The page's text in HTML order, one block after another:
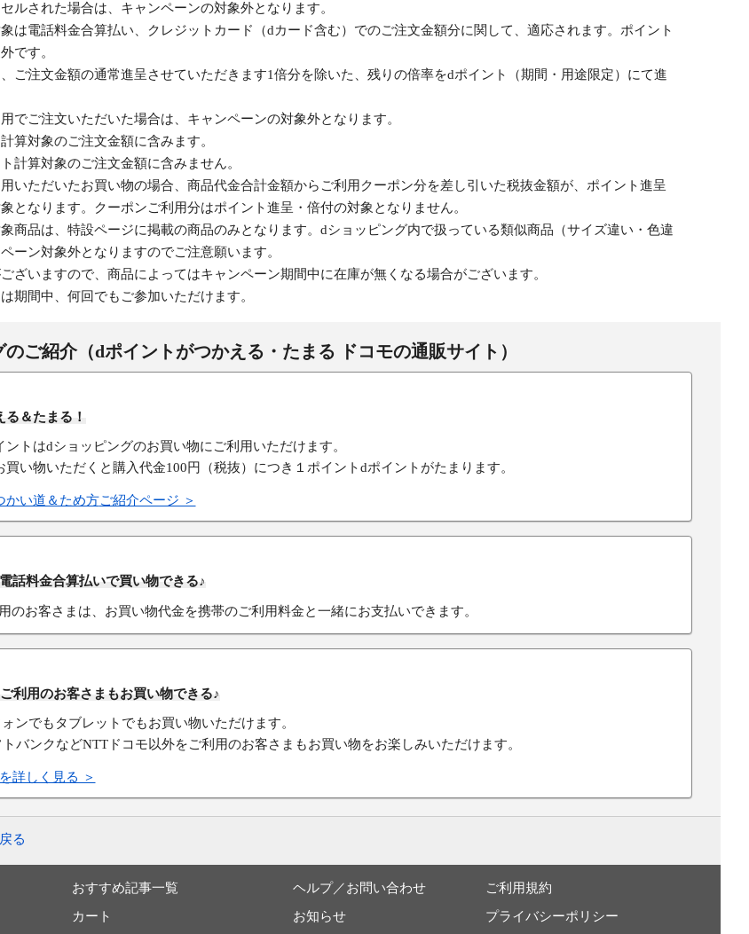
ルされた場合は、キャンペーンの対象外となります。
は電話料金合算払い、クレジットカード（dカード含む）でのご注文金額分に関して、適応されます。ポイント
です。
ご注文金額の通常進呈させていただきます1倍分を除いた、残りの倍率をdポイント（期間・用途限定）にて進
でご注文いただいた場合は、キャンペーンの対象外となります。
算対象のご注文金額に含みます。
計算対象のご注文金額に含みません。
いただいたお買い物の場合、商品代金合計金額からご利用クーポン分を差し引いた税抜金額が、ポイント進呈
となります。クーポンご利用分はポイント進呈・倍付の対象となりません。
商品は、特設ページに掲載の商品のみとなります。dショッピング内で扱っている類似商品（サイズ違い・色違
ーン対象外となりますのでご注意願います。
ざいますので、商品によってはキャンペーン期間中に在庫が無くなる場合がございます。
期間中、何回でもご参加いただけます。
のご紹介（dポイントがつかえる・たまる ドコモの通販サイト）
＆たまる！
ントはdショッピングのお買い物にご利用いただけます。
買い物いただくと購入代金100円（税抜）につき１ポイントdポイントがたまります。
かい道＆ため方ご紹介ページ ＞
話料金合算払いで買い物できる♪
のお客さまは、お買い物代金を携帯のご利用料金と一緒にお支払いできます。
利用のお客さまもお買い物できる♪
ンでもタブレットでもお買い物いただけます。
トバンクなどNTTドコモ以外をご利用のお客さまもお買い物をお楽しみいただけます。
詳しく見る ＞
る
おすすめ記事一覧
カート
ヘルプ／お問い合わせ
お知らせ
ご利用規約
プライバシーポリシー